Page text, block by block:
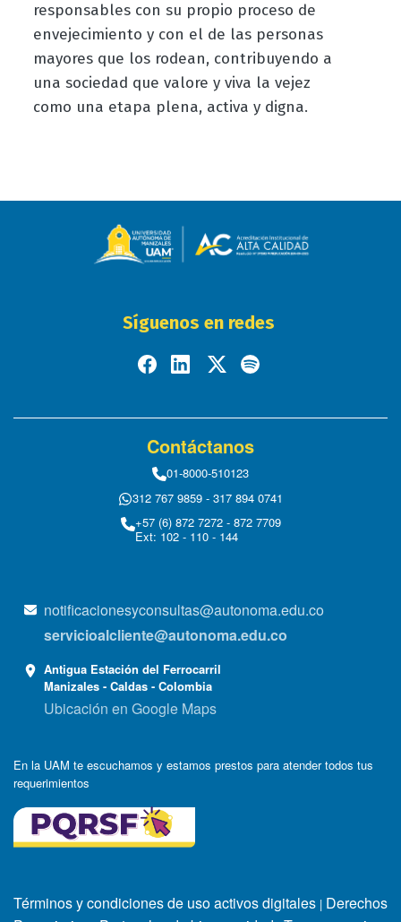
responsables con su propio proceso de
envejecimiento y con el de las personas
mayores que los rodean, contribuyendo a
una sociedad que valore y viva la vejez
como una etapa plena, activa y digna.
Síguenos en redes
Contáctanos
01-8000-510123
312 767 9859 - 317 894 0741
+57 (6) 872 7272 - 872 7709
Ext: 102 - 110 - 144
notificacionesyconsultas@autonoma.edu.co
servicioalcliente@autonoma.edu.co
Antigua Estación del Ferrocarril
Manizales - Caldas - Colombia
Ubicación en Google Maps
En la UAM te escuchamos y estamos prestos para atender todos tus
requerimientos
Términos y condiciones de uso activos digitales | Derechos